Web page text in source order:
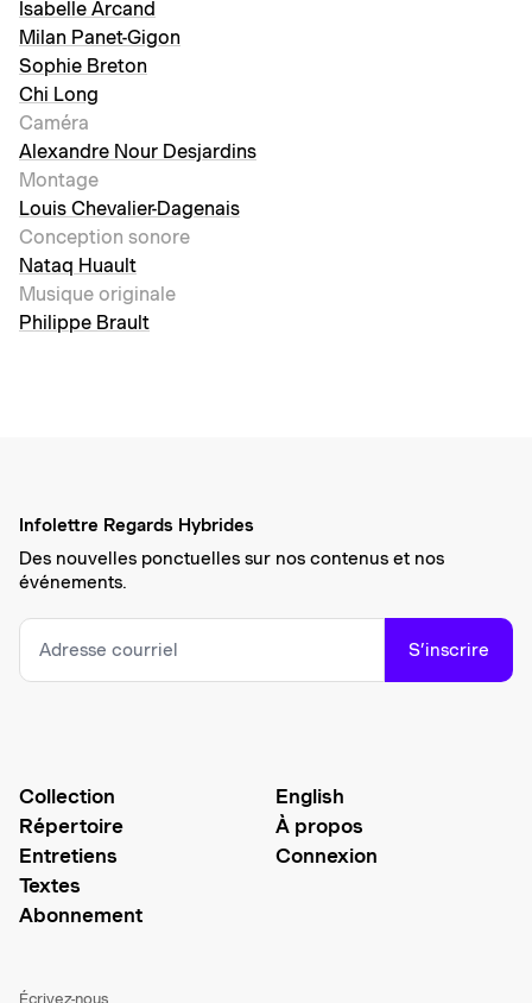
Isabelle Arcand
Milan Panet-Gigon
Sophie Breton
Chi Long
Caméra
Alexandre Nour Desjardins
Montage
Louis Chevalier-Dagenais
Conception sonore
Nataq Huault
Musique originale
Philippe Brault
Infolettre Regards Hybrides
Des nouvelles ponctuelles sur nos contenus et nos
événements.
S’inscrire
Collection
Répertoire
Entretiens
Textes
Abonnement
English
À propos
Connexion
Écrivez-nous